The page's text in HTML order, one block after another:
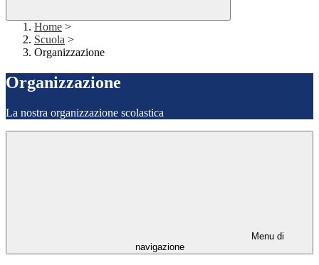
Home >
Scuola >
Organizzazione
Organizzazione
La nostra organizzazione scolastica
Menu di
navigazione